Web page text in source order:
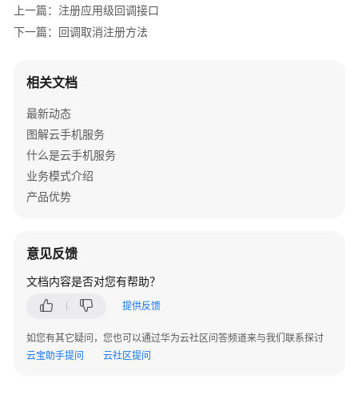
能
矩
KooPhone
SDK
开
放
接
功
能
块
视
上一篇：注册应用级回调接口
下一篇：回调取消注册方法
相关文档
最新动态
图解云手机服务
什么是云手机服务
业务模式介绍
产品优势
意见反馈
文档内容是否对您有帮助？
提供反馈
如您有其它疑问，您也可以通过华为云社区问答频道来与我们联系探讨
云宝助手提问
云社区提问